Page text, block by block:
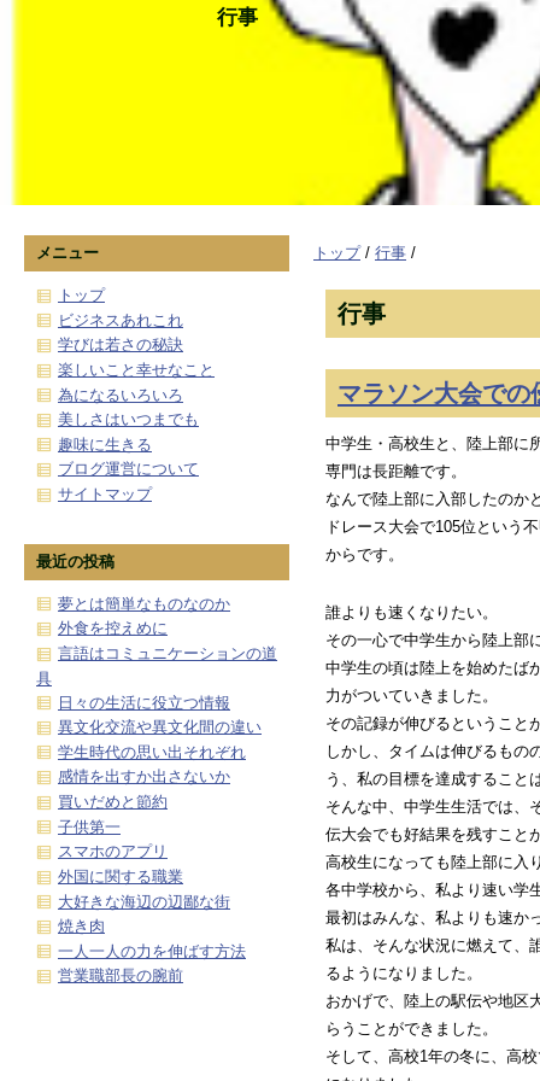
行事
トップ/ 行事 /
行事
マラソン大会での
中学生・高校生と、陸上部に
専門は長距離です。
なんで陸上部に入部したのか
ドレース大会で105位という
からです。
誰よりも速くなりたい。
その一心で中学生から陸上部
中学生の頃は陸上を始めたば
力がついていきました。
その記録が伸びるということ
しかし、タイムは伸びるもの
う、私の目標を達成すること
そんな中、中学生生活では、
伝大会でも好結果を残すこと
高校生になっても陸上部に入
各中学校から、私より速い学
最初はみんな、私よりも速か
私は、そんな状況に燃えて、
るようになりました。
おかげで、陸上の駅伝や地区
らうことができました。
そして、高校1年の冬に、高
メニュー
トップ
ビジネスあれこれ
学びは若さの秘訣
楽しいこと幸せなこと
為になるいろいろ
美しさはいつまでも
趣味に生きる
ブログ運営について
サイトマップ
最近の投稿
夢とは簡単なものなのか
外食を控えめに
言語はコミュニケーションの道
具
日々の生活に役立つ情報
異文化交流や異文化間の違い
学生時代の思い出それぞれ
感情を出すか出さないか
買いだめと節約
子供第一
スマホのアプリ
外国に関する職業
大好きな海辺の辺鄙な街
焼き肉
一人一人の力を伸ばす方法
営業職部長の腕前